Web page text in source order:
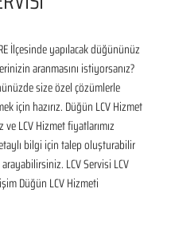
İlçesinde yapılacak düğününüz
aranmasını istiyorsanız?
size özel çözümlerle
için hazırız. Düğün LCV Hizmet
ve LCV Hizmet fiyatlarımız
bilgi için talep oluşturabilir
LCV Servisi LCV
Düğün LCV Hizmeti